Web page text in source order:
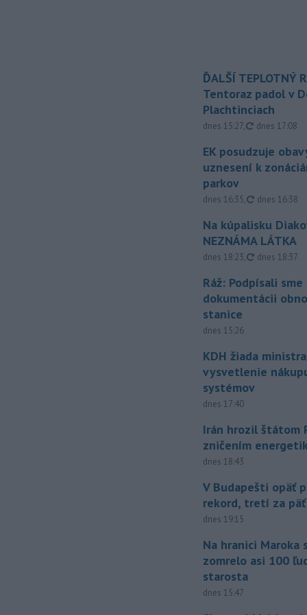
ĎALŠÍ TEPLOTNÝ
Tentoraz padol v
Plachtinciach
dnes 15:27, aktualizované
dnes 17:08
EK posudzuje
uznesení k
parkov
dnes 16:35, aktualizované
dnes 16:38
Na kúpalisku
NEZNÁMA LÁTKA
dnes 18:23, aktualizované
dnes 18:37
Ráž: Podpísali
dokumentácii
stanice
dnes 15:26
KDH žiada
vysvetlenie
systémov
dnes 17:40
Irán hrozil štátom
zničením
dnes 18:43
V Budapešti opäť
rekord, tretí za
dnes 19:15
Na hranici Maroka
zomrelo asi 100
starosta
dnes 15:47